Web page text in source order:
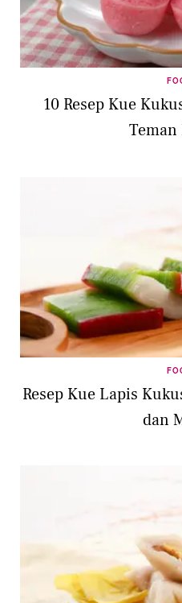
10 Resep Kue
Teman
Resep Kue Lapis
dan